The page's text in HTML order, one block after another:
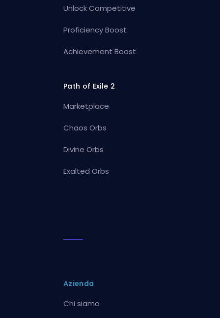
Unlock Competitive
Proficiency Boost
Achievement Boost
Path of Exile 2
Marketplace
Chaos Orbs
Divine Orbs
Exalted Orbs
Azienda
Chi siamo